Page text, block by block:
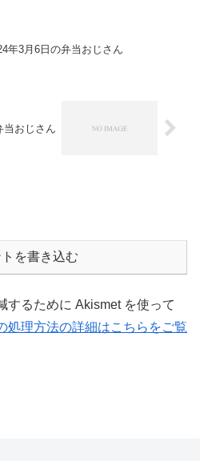
年3月6日の弁当おじさん
当おじさん
を書き込む
するために Akismet を使って
処理方法の詳細はこちらをご覧